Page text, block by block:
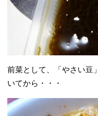
前菜として、「やさい豆
いてから・・・